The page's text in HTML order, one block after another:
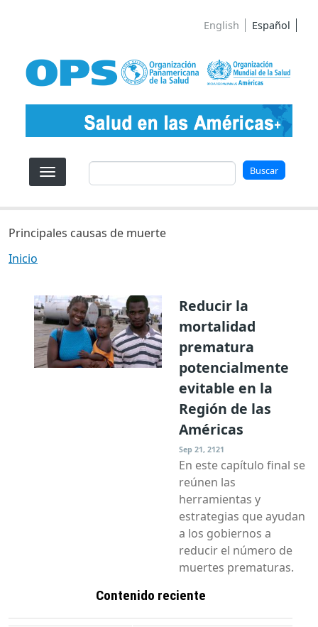
English Español
Buscar Buscar
Principales causas de muerte
Inicio
Reducir la
mortalidad
prematura
potencialmente
evitable en la
Región de las
Américas
Sep 21, 2121
En este capítulo final se
reúnen las
herramientas y
estrategias que ayudan
a los gobiernos a
reducir el número de
muertes prematuras.
Contenido reciente